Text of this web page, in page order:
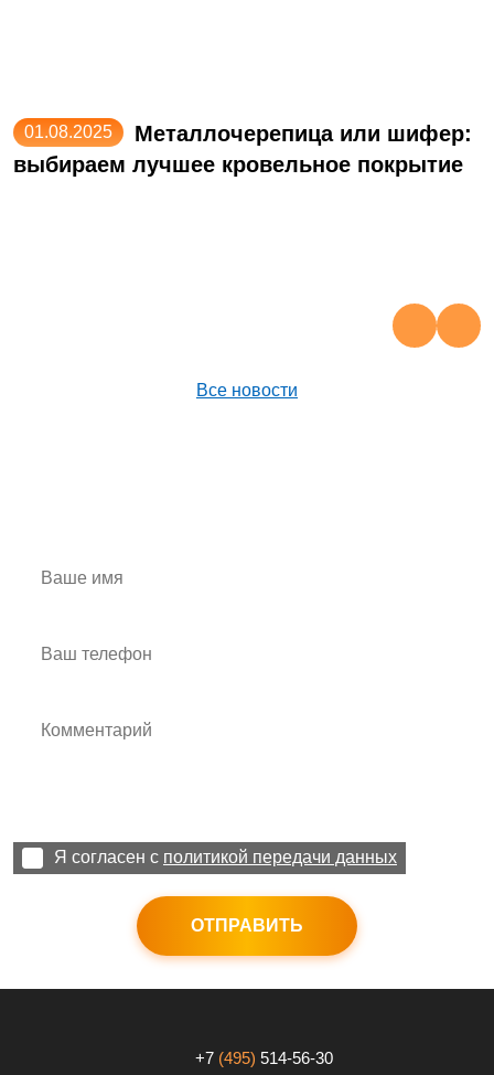
01.08.2025
Металлочерепица или шифер:
выбираем лучшее кровельное покрытие
Все новости
Я согласен с политикой передачи данных
ОТПРАВИТЬ
+7 (495) 514-56-30